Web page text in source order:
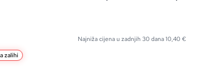
Najniža cijena u zadnjih 30 dana10,40€
zalihi